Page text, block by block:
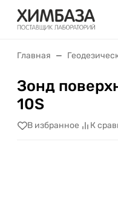
Главная
Зонд
10S
В избранное К